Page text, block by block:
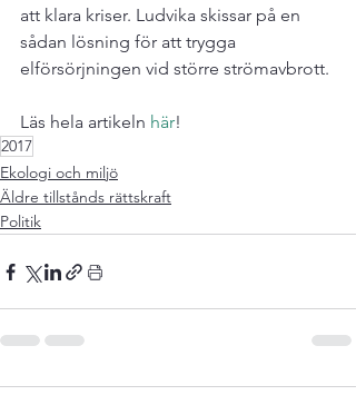
att klara kriser. Ludvika skissar på en
sådan lösning för att trygga
elförsörjningen vid större strömavbrott.
Läs hela artikeln här!
2017
Ekologi och miljö
Äldre tillstånds rättskraft
Politik